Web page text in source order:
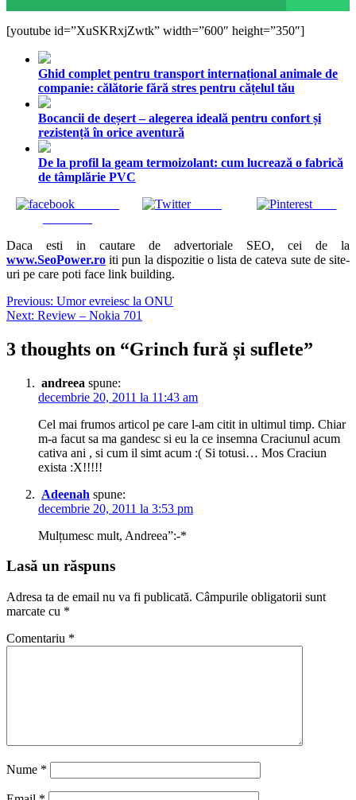
[youtube id=”XuSKRxjZwtk” width=”600″ height=”350″]
Ghid complet pentru transport internațional animale de
companie: călătorie fără stres pentru cățelul tău
Bocancii de deșert – alegerea ideală pentru confort și
rezistență în orice aventură
De la profil la geam termoizolant: cum lucrează o fabrică
de tâmplărie PVC
Tweet Save
Daca esti in cautare de advertoriale SEO, cei de la
www.SeoPower.ro iti pun la dispozitie o lista de cateva sute de site-
uri pe care poti face link building.
Navigare
în
articole
Previous: Umor evreiesc la ONU
Next: Review – Nokia 701
3 thoughts on “Grinch fură și suflete”
andreea spune:
decembrie 20, 2011 la 11:43 am
Cel mai frumos articol pe care l-am citit in ultimul timp. Chiar
m-a facut sa ma gandesc si eu la ce insemna Craciunul acum
cativa ani , si cum il simt acum :( Si totusi… Mos Craciun
exista :X!!!!!
Adeenah spune:
decembrie 20, 2011 la 3:53 pm
Mulțumesc mult, Andreea”:-*
Lasă un răspuns
Adresa ta de email nu va fi publicată. Câmpurile obligatorii sunt
marcate cu *
Comentariu *
Nume *